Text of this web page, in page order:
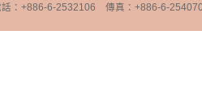
話：+886-6-2532106 傳真：+886-6-